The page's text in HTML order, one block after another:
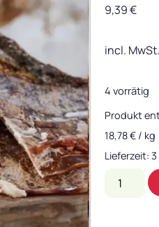
9,39€
incl. MwSt.
4 vorrätig
Produkt
18,78€ / kg
Lieferzeit: